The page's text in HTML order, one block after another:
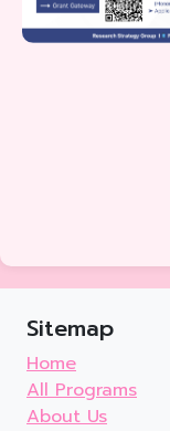
Sitemap
Home
All Programs
About Us